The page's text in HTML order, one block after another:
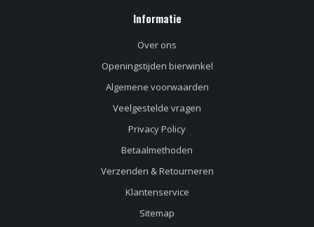
genoeg te vinden
Informatie
Over ons
Openingstijden bierwinkel
Algemene voorwaarden
Veelgestelde vragen
Privacy Policy
Betaalmethoden
Verzenden & Retourneren
Klantenservice
Sitemap